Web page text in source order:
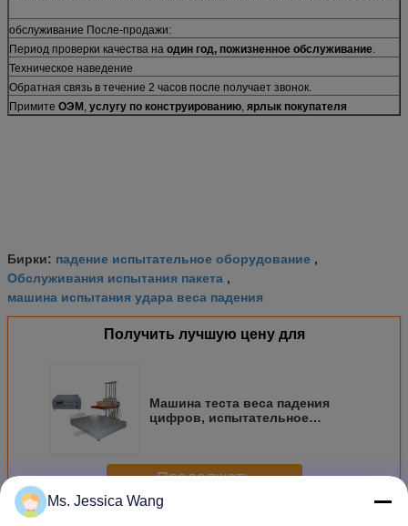
обслуживание После-продажи:
Период проверки качества на один год, пожизненное обслуживание.
Техническое наведение
Обратная связь в течение 2 часов после получает звонок.
Примите ОЭМ , услугу по конструированию, ярлык покупателя
Бирки: падение испытательное оборудование ,
Обслуживания испытания пакета ,
машина испытания удара веса падения
Получить лучшую цену для
Машина теста веса падения
цифров, испытательное
тяжелой упаковки
Продолжать
Ms. Jessica Wang